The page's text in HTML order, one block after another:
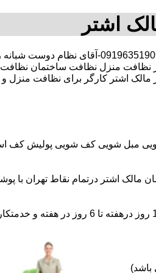
اشتر
30 در صد تخفیف بیمه رایگان 09196351909-
نظافت منزل نظافت ساختمان
اشتر کارگر برای نظافت منزل
مبل شویی کف شویی پولیش کف
مالک اشتر درتمام نقاط تهران
اعزام نظافتچی روزمزد و مهمان دار به تمام نقاط و در سراسر تهران (حرفه ای و
باشد)